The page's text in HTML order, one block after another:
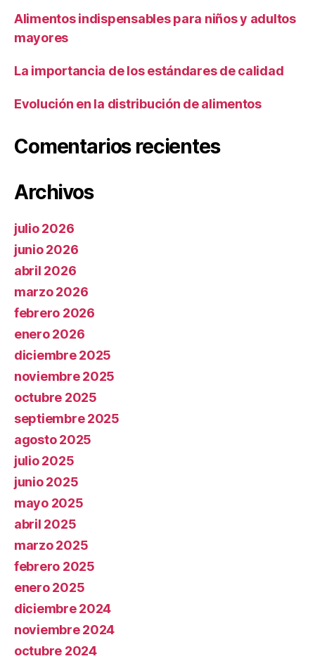
Alimentos indispensables para niños y adultos
mayores
La importancia de los estándares de calidad
Evolución en la distribución de alimentos
Comentarios recientes
Archivos
julio 2026
junio 2026
abril 2026
marzo 2026
febrero 2026
enero 2026
diciembre 2025
noviembre 2025
octubre 2025
septiembre 2025
agosto 2025
julio 2025
junio 2025
mayo 2025
abril 2025
marzo 2025
febrero 2025
enero 2025
diciembre 2024
noviembre 2024
octubre 2024